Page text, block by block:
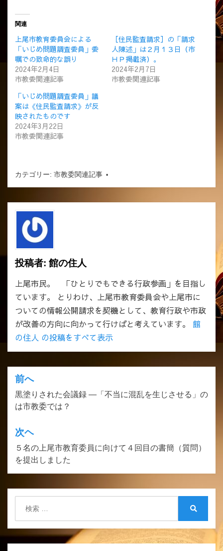
関連
上尾市教育委員会による
「いじめ問題調査委員」委
嘱での致命的な誤り
2024年2月4日
市教委関連記事
［住民監査請求］の「請求
人陳述」は２月１３日（市
ＨＰ掲載済）。
2024年2月7日
市教委関連記事
「いじめ問題調査委員」議
案は《住民監査請求》が反
映されたものです
2024年3月22日
市教委関連記事
カテゴリー: 市教委関連記事
投稿者: 館の住人
上尾市民。 「ひとりでもできる行政参画」を目指し
ています。 とりわけ、上尾市教育委員会や上尾市に
ついての情報公開請求を契機として、教育行政や市政
が改善の方向に向かって行けばと考えています。 館
の住人 の投稿をすべて表示
投
稿
ナ
ビ
ゲ
ー
ョ
ン
前へ
黒塗りされた会議録 —「不当に混乱を生じさせる」の
は市教委では？
次ヘ
５名の上尾市教育委員に向けて４回目の書簡（質問）
を提出しました